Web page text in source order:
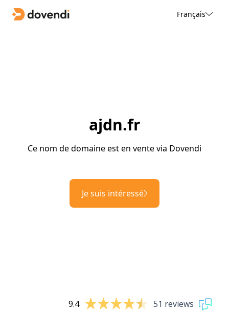
Français
ajdn.fr
Ce nom de domaine est en vente via Dovendi
Je suis intéressé
9.4 51 reviews